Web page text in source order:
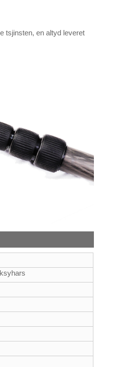
tsjinsten, en altyd leveret